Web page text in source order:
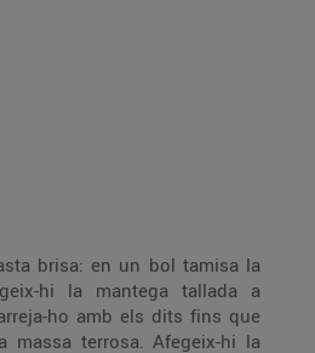
brisa: en un bol tamisa la
tallada a
ho amb els dits fins que